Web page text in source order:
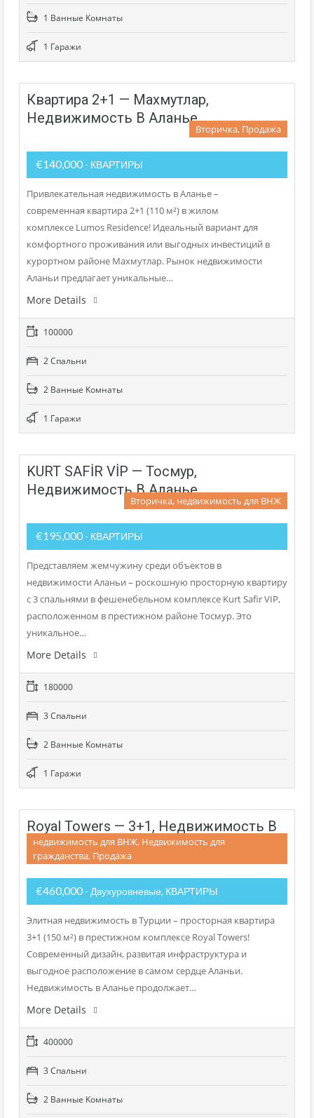
1 Bанные Kомнаты
1 Гаражи
Квартира 2+1 — Махмутлар,
Недвижимость В Аланье
Вторичка, Продажа
€140,000 - КВАРТИРЫ
Привлекательная недвижимость в Аланье –
современная квартира 2+1 (110 м²) в жилом
комплексе Lumos Residence! Идеальный вариант для
комфортного проживания или выгодных инвестиций в
курортном районе Махмутлар. Рынок недвижимости
Аланьи предлагает уникальные…
More Details
100000
2 Cпальни
2 Bанные Kомнаты
1 Гаражи
KURT SAFİR VİP — Тосмур,
Недвижимость В Аланье
Вторичка, недвижимость для ВНЖ
€195,000 - КВАРТИРЫ
Представляем жемчужину среди объектов в
недвижимости Аланьи – роскошную просторную квартиру
с 3 спальнями в фешенебельном комплексе Kurt Safir VIP,
расположенном в престижном районе Тосмур. Это
уникальное…
More Details
180000
3 Cпальни
2 Bанные Kомнаты
1 Гаражи
Royal Towers — 3+1, Недвижимость В
Аланье Под Гражданство
недвижимость для ВНЖ, Недвижимость для
гражданства, Продажа
€460,000 - Двухуровневые, КВАРТИРЫ
Элитная недвижимость в Турции – просторная квартира
3+1 (150 м²) в престижном комплексе Royal Towers!
Современный дизайн, развитая инфраструктура и
выгодное расположение в самом сердце Аланьи.
Недвижимость в Аланье продолжает…
More Details
400000
3 Cпальни
2 Bанные Kомнаты